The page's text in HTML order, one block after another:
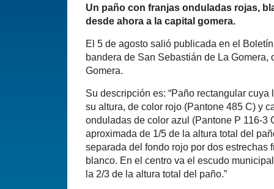
Un paño con franjas onduladas rojas,
desde ahora a la capital gomera.
El 5 de agosto salió publicada en el
bandera de San Sebastián de La Gomera,
Gomera.
Su descripción es: “Paño rectangular
su altura, de color rojo (Pantone 485 C) y
onduladas de color azul (Pantone P 116-3
aproximada de 1/5 de la altura total del
separada del fondo rojo por dos estrechas
blanco. En el centro va el escudo
la 2/3 de la altura total del paño.”